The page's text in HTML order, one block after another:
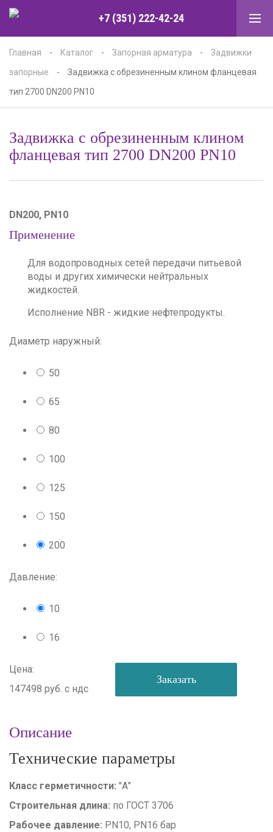
+7 (351) 222-42-24
Главная - Каталог - Запорная арматура -
Задвижки
запорные
-
Задвижка с обрезиненным клином фланцевая
тип 2700 DN200 PN10
Задвижка с обрезиненным клином
фланцевая тип 2700 DN200 PN10
DN200, PN10
Применение
Для водопроводных сетей передачи питьевой
воды и других химически нейтральных
жидкостей.
Исполнение NBR - жидкие нефтепродукты.
Диаметр наружный:
50
65
80
100
125
150
200
Давление:
10
16
Цена:
147498 руб. с ндс
Заказать
Описание
Технические параметры
Класс герметичности: "А"
Строительная длина: по ГОСТ 3706
Рабочее давление: PN10, PN16 бар